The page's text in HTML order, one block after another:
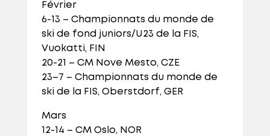
Février
6-13 – Championnats du monde de
ski de fond juniors/U23 de la FIS,
Vuokatti, FIN
20-21 – CM Nove Mesto, CZE
23–7 – Championnats du monde de
ski de la FIS, Oberstdorf, GER
Mars
12-14 – CM Oslo, NOR